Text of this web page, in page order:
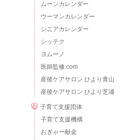
ムーンカレンダー
ウーマンカレンダー
シニアカレンダー
シッテク
ヨムーノ
医師監修.com
産後ケアサロン ひより青山
産後ケアサロン ひより芝浦
子育て支援団体
子育て支援機構
おぎゃー献金